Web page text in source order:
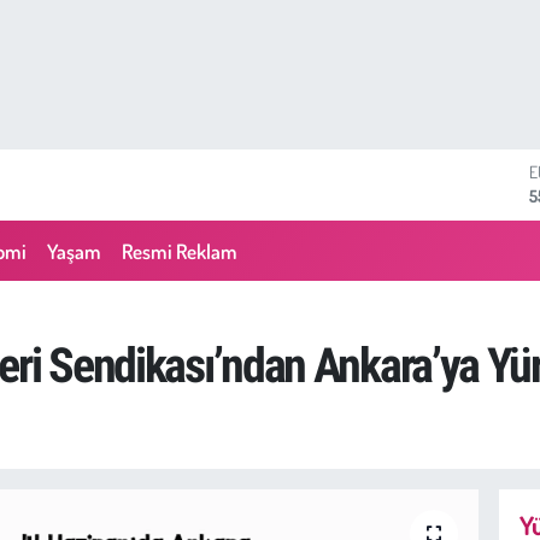
Yaşam Resmi Reklam
Sendikası’ndan Ankara’ya